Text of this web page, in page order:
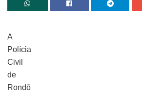
A
Polícia
Civil
de
Rondô